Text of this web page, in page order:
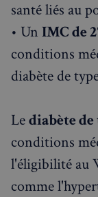
santé liés au
• Un IMC de
conditions
diabète de
Lediabète de
conditions
l'éligibilité au
comme